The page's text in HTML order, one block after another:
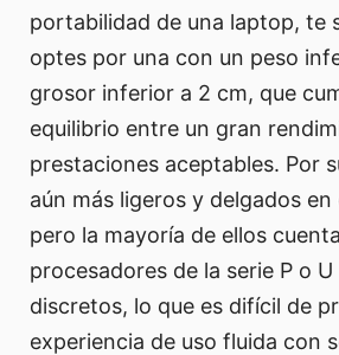
portabilidad de una laptop, te
optes por una con un peso
grosor inferior a 2 cm, que
equilibrio entre un gran
prestaciones aceptables. Por
aún más ligeros y delgados en
pero la mayoría de ellos
procesadores de la serie P o
discretos, lo que es difícil de
experiencia de uso fluida con